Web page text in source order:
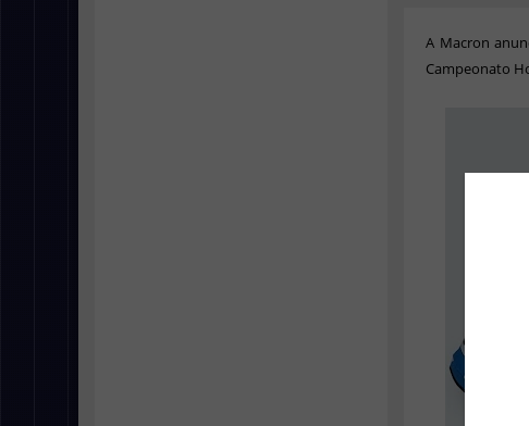
A Macron
Campeonato